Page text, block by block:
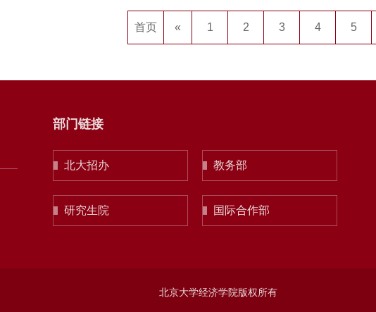
首页 « 1 2 3 4 5
部门链接
北大招办 教务部
研究生院 国际合作部
北京大学经济学院版权所有